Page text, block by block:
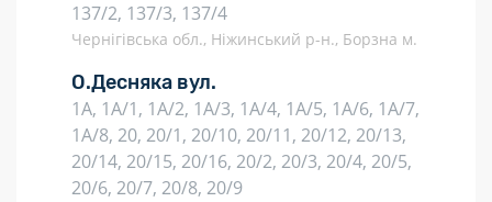
137/2, 137/3, 137/4
Чернігівська обл., Ніжинський р-н., Борзна м.
О.Десняка вул.
1А, 1А/1, 1А/2, 1А/3, 1А/4, 1А/5, 1А/6, 1А/7,
1А/8, 20, 20/1, 20/10, 20/11, 20/12, 20/13,
20/14, 20/15, 20/16, 20/2, 20/3, 20/4, 20/5,
20/6, 20/7, 20/8, 20/9